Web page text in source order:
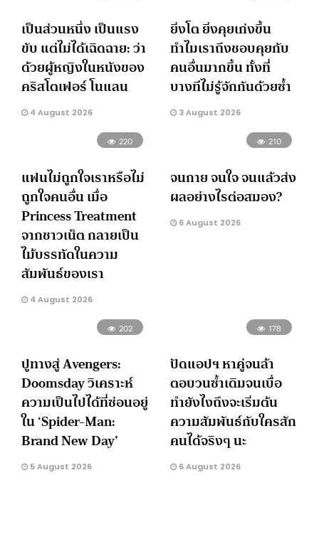
เป็นส่วนหนึ่ง เป็นแรง
ขับ แต่ไม่ได้เฉิดฉาย: ว่า
ด้วยผู้หญิงในหนังของ
คริสโตเฟอร์ โนแลน
4 August 2026
ยิ่งโต ยิ่งคุยเก่งขึ้น
ทำไมเราถึงชอบคุยกับ
คนอื่นมากขึ้น ทั้งที่
บางทีไม่รู้จักกันด้วยซ้ำ
3 August 2026
220
แฟนไม่ถูกใจเราหรือไม่
ถูกใจคนอื่น เมื่อ
Princess Treatment
จากชาวเน็ต กลายเป็น
ไม้บรรทัดในความ
สัมพันธ์ของเรา
4 August 2026
210
จนกาย จนใจ จนแล้วส่ง
ผลอย่างไรต่อสมอง?
6 August 2026
202
ปูทางสู่ Avengers:
Doomsday วิเคราะห์
ความเป็นไปได้ที่ซ่อนอยู่
ใน ‘Spider-Man:
Brand New Day’
5 August 2026
178
ปัดแอปฯ หาคู่จนล้า
ตอบวนซ้ำเดิมจนเบื่อ
ทำยังไงถึงจะเริ่มต้น
ความสัมพันธ์กับใครสัก
คนได้จริงๆ นะ
6 August 2026